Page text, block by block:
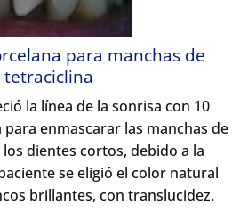
para manchas de
tetraciclina
la línea de la sonrisa con 10
enmascarar las manchas de
dientes cortos, debido a la
se eligió el color natural
brillantes, con translucidez.